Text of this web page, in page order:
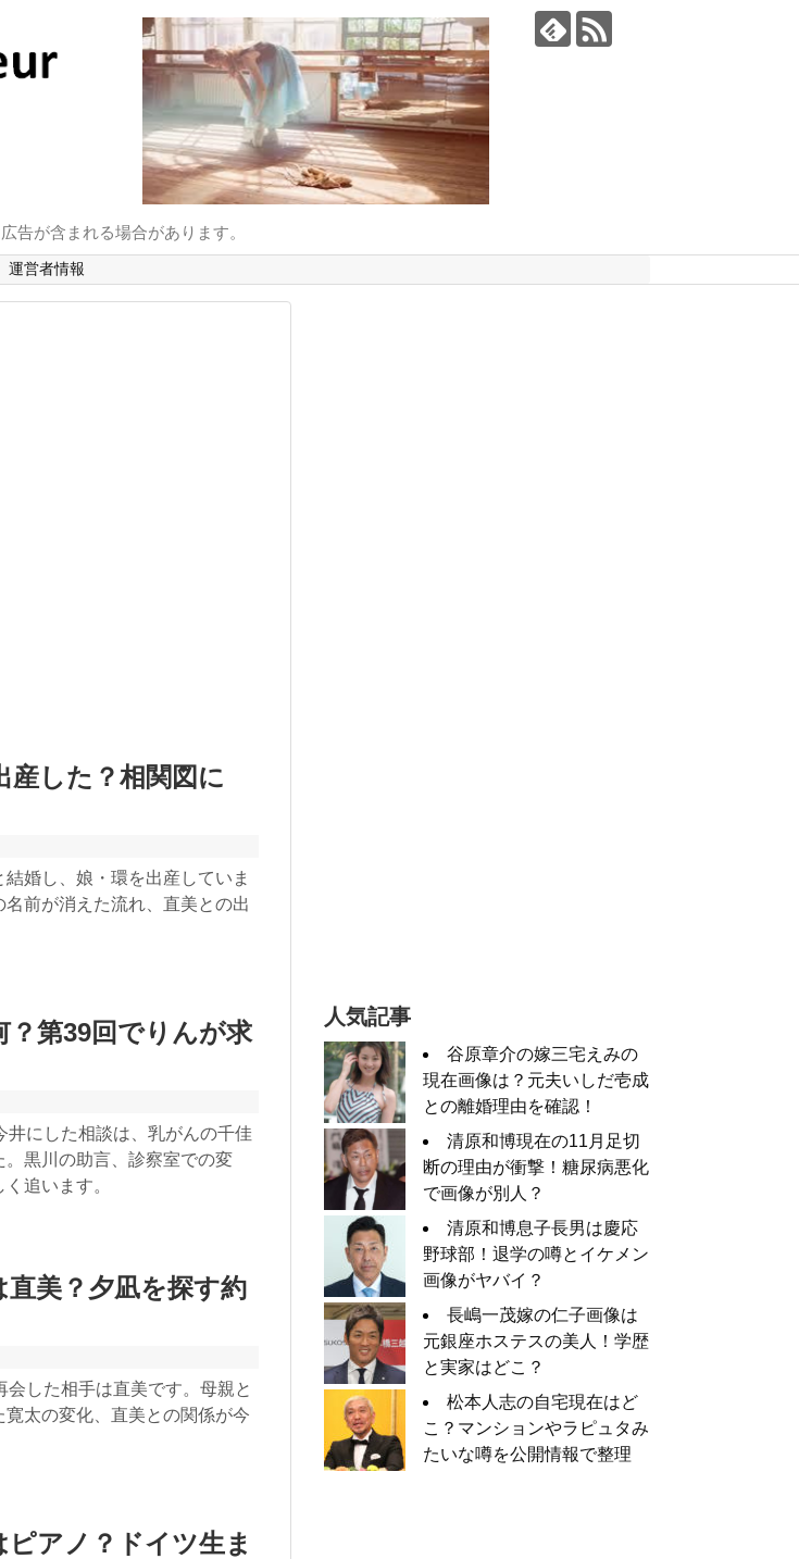
が含まれる場合があります。
運営者情報
産した？相関図に
婚し、娘・環を出産していま
前が消えた流れ、直美との出
？第39回でりんが求
にした相談は、乳がんの千佳
黒川の助言、診察室での変
追います。
美？夕凪を探す約
した相手は直美です。母親と
太の変化、直美との関係が今
アノ？ドイツ生ま
人気記事
谷原章介の嫁三宅えみの
現在画像は？元夫いしだ壱成
との離婚理由を確認！
清原和博現在の11月足切
断の理由が衝撃！糖尿病悪化
で画像が別人？
清原和博息子長男は慶応
野球部！退学の噂とイケメン
画像がヤバイ？
長嶋一茂嫁の仁子画像は
元銀座ホステスの美人！学歴
と実家はどこ？
松本人志の自宅現在はど
こ？マンションやラピュタみ
たいな噂を公開情報で整理